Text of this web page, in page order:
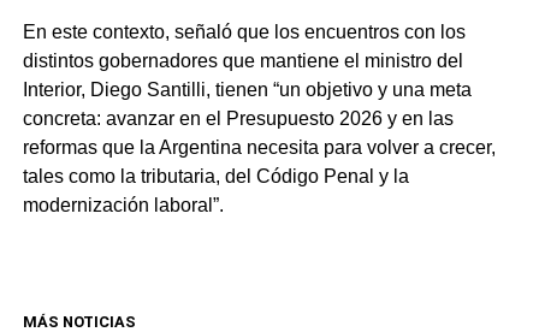
En este contexto, señaló que los encuentros con los
distintos gobernadores que mantiene el ministro del
Interior, Diego Santilli, tienen “un objetivo y una meta
concreta: avanzar en el Presupuesto 2026 y en las
reformas que la Argentina necesita para volver a crecer,
tales como la tributaria, del Código Penal y la
modernización laboral”.
MÁS NOTICIAS